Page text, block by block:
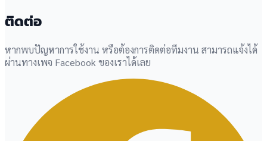
ติดต่อ
หากพบปัญหาการใช้งาน หรือต้องการติดต่อทีมงาน สามารถแจ้งได้
ผ่านทางเพจ Facebook ของเราได้เลย